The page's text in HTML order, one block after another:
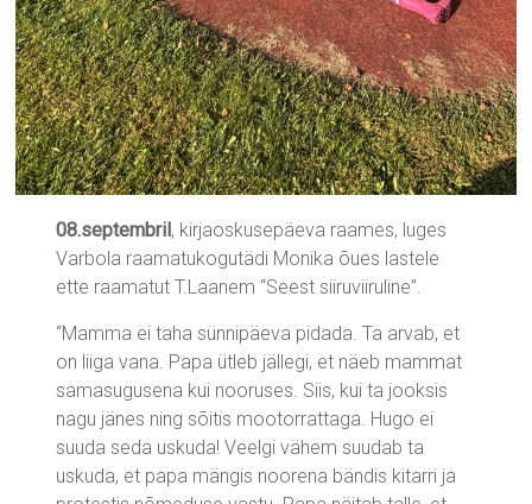
08.septembril, kirjaoskusepäeva raames, luges
Varbola raamatukogutädi Monika õues lastele
ette raamatut T.Laanem “Seest siiruviiruline”.
“Mamma ei taha sünnipäeva pidada. Ta arvab, et
on liiga vana. Papa ütleb jällegi, et näeb mammat
samasugusena kui nooruses. Siis, kui ta jooksis
nagu jänes ning sõitis mootorrattaga. Hugo ei
suuda seda uskuda! Veelgi vähem suudab ta
uskuda, et papa mängis noorena bändis kitarri ja